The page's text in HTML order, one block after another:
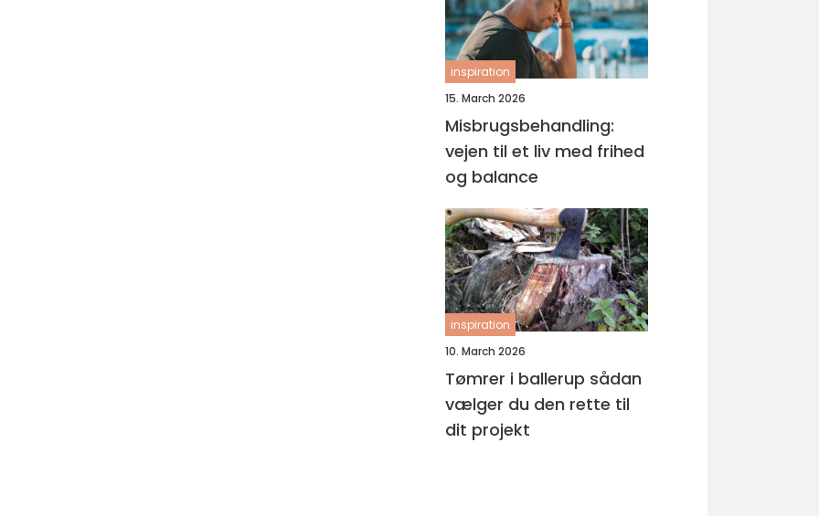
inspiration
15. March 2026
Misbrugsbehandling:
vejen til et liv med frihed
og balance
inspiration
10. March 2026
Tømrer i ballerup sådan
vælger du den rette til
dit projekt